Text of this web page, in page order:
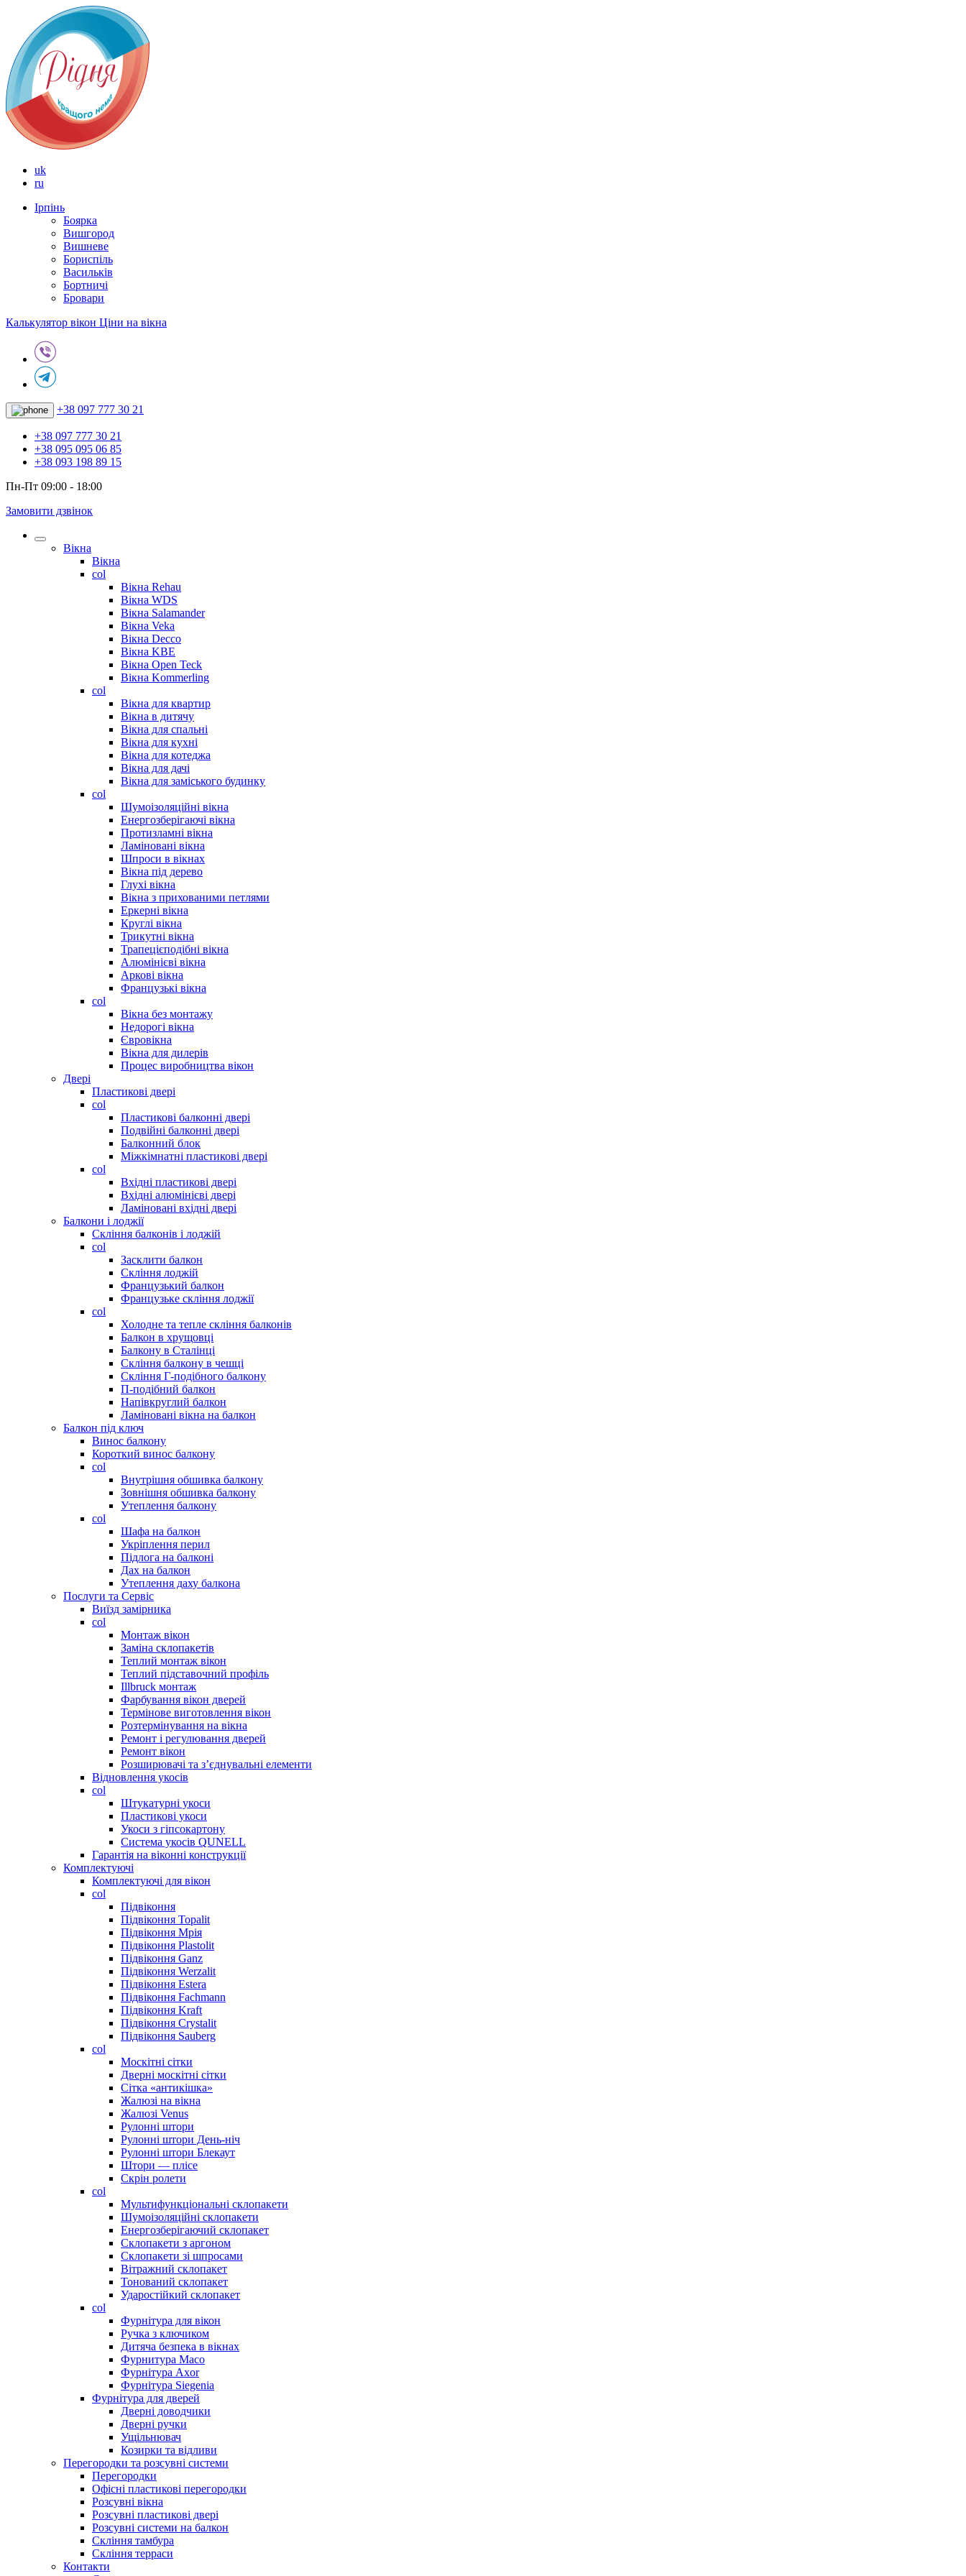
uk
ru
Ірпінь
Боярка
Вишгород
Вишневе
Бориспіль
Васильків
Бортничі
Бровари
Калькулятор вікон Ціни на вікна
+38 097 777 30 21
+38 097 777 30 21
+38 095 095 06 85
+38 093 198 89 15
Пн-Пт 09:00 - 18:00
Замовити дзвінок
Вікна
Вікна
col
Вікна Rehau
Вікна WDS
Вікна Salamander
Вікна Veka
Вікна Decco
Вікна KBE
Вікна Open Teck
Вікна Kommerling
col
Вікна для квартир
Вікна в дитячу
Вікна для спальні
Вікна для кухні
Вікна для котеджа
Вікна для дачі
Вікна для заміського будинку
col
Шумоізоляційні вікна
Енергозберігаючі вікна
Протизламні вікна
Ламіновані вікна
Шпроси в вікнах
Вікна під дерево
Глухі вікна
Вікна з прихованими петлями
Еркерні вікна
Круглі вікна
Трикутні вікна
Трапецієподібні вікна
Алюмінієві вікна
Аркові вікна
Французькі вікна
col
Вікна без монтажу
Недорогі вікна
Євровікна
Вікна для дилерів
Процес виробництва вікон
Двері
Пластикові двері
col
Пластикові балконні двері
Подвійні балконні двері
Балконний блок
Міжкімнатні пластикові двері
col
Вхідні пластикові двері
Вхідні алюмінієві двері
Ламіновані вхідні двері
Балкони і лоджії
Скління балконів і лоджій
col
Засклити балкон
Скління лоджій
Французький балкон
Французьке скління лоджії
col
Холодне та тепле скління балконів
Балкон в хрущовці
Балкону в Сталінці
Скління балкону в чешці
Скління Г-подібного балкону
П-подібний балкон
Напівкруглий балкон
Ламіновані вікна на балкон
Балкон під ключ
Винос балкону
Короткий винос балкону
col
Внутрішня обшивка балкону
Зовнішня обшивка балкону
Утеплення балкону
col
Шафа на балкон
Укріплення перил
Підлога на балконі
Дах на балкон
Утеплення даху балкона
Послуги та Сервіс
Виїзд замірника
col
Монтаж вікон
Заміна склопакетів
Теплий монтаж вікон
Теплий підставочний профіль
Illbruck монтаж
Фарбування вікон дверей
Термінове виготовлення вікон
Розтермінування на вікна
Ремонт і регулювання дверей
Ремонт вікон
Розширювачі та з’єднувальні елементи
Відновлення укосів
col
Штукатурні укоси
Пластикові укоси
Укоси з гіпсокартону
Система укосів QUNELL
Гарантія на віконні конструкції
Комплектуючі
Комплектуючі для вікон
col
Підвіконня
Підвіконня Topalit
Підвіконня Мрія
Підвіконня Plastolit
Підвіконня Ganz
Підвіконня Werzalit
Підвіконня Estera
Підвіконня Fachmann
Підвіконня Kraft
Підвіконня Crystalit
Підвіконня Sauberg
col
Москітні сітки
Дверні москітні сітки
Сітка «антикішка»
Жалюзі на вікна
Жалюзі Venus
Рулонні штори
Рулонні штори День-ніч
Рулонні штори Блекаут
Штори — плісе
Скрін ролети
col
Мультифункціональні склопакети
Шумоізоляційні склопакети
Енергозберігаючий склопакет
Склопакети з аргоном
Склопакети зі шпросами
Вітражний склопакет
Тонований склопакет
Ударостійкий склопакет
col
Фурнітура для вікон
Ручка з ключиком
Дитяча безпека в вікнах
Фурнитура Maco
Фурнітура Axor
Фурнітура Siegenia
Фурнітура для дверей
Дверні доводчики
Дверні ручки
Ущільнювач
Козирки та відливи
Перегородки та розсувні системи
Перегородки
Офісні пластикові перегородки
Розсувні вікна
Розсувні пластикові двері
Розсувні системи на балкон
Скління тамбура
Скління терраси
Контакти